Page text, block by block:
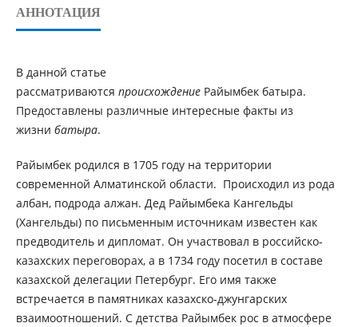
АННОТАЦИЯ
В данной статье
рассматриваются происхождениеРайымбек батыра.
Предоставлены различные интересные факты из
жизни батыра.
Райымбек родился в 1705 году на территории
современной Алматинской области. Происходил из рода
албан, подрода алжан. Дед Райымбека Кангельды
(Хангельды) по письменным источникам известен как
предводитель и дипломат. Он участвовал в российско-
казахских переговорах, а в 1734 году посетил в составе
казахской делегации Петербург. Его имя также
встречается в памятниках казахско-джунгарских
взаимоотношений. С детства Райымбек рос в атмосфере